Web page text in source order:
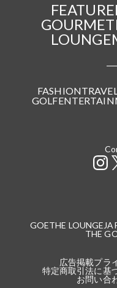
FEATURE
GOURMET
LOUNGE
FASHION
GOLF
GOETHE LOUNGE
THE
広告掲載プラ
特定商取引法に基
お問い合